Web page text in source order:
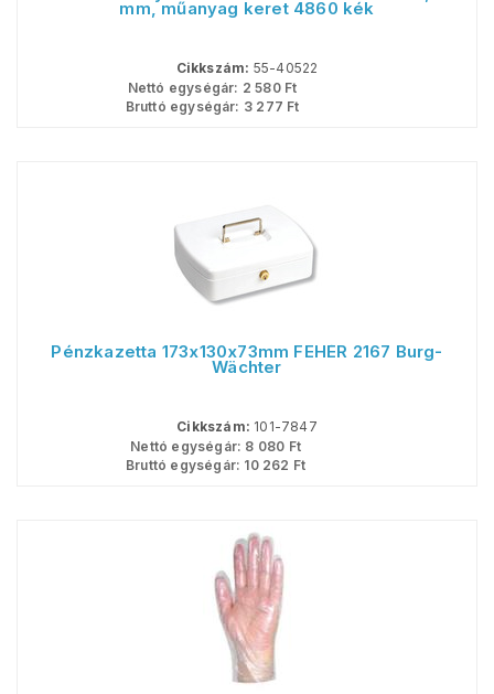
mm, műanyag keret 4860 kék
Cikkszám: 55-40522
Nettó egységár: 2 580Ft
Bruttó egységár: 3 277 Ft
Pénzkazetta 173x130x73mm FEHÉR 2167 Burg-
Wächter
Cikkszám: 101-7847
Nettó egységár: 8 080 Ft
Bruttó egységár: 10 262 Ft